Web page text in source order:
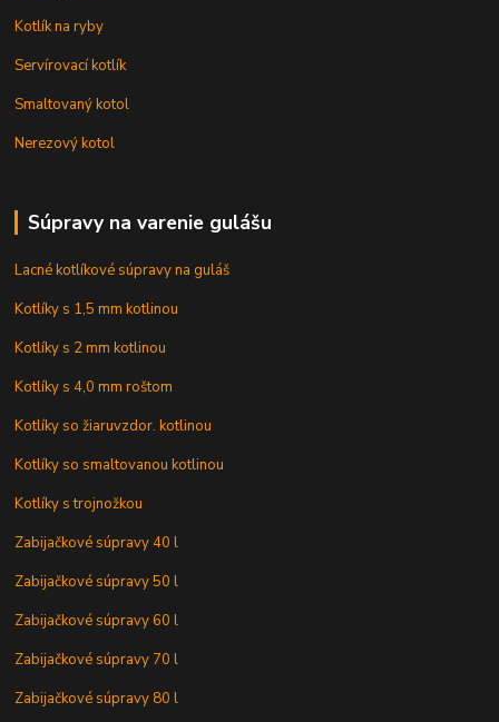
Kotlík na ryby
Servírovací kotlík
Smaltovaný kotol
Nerezový kotol
Súpravy na varenie gulášu
Lacné kotlíkové súpravy na guláš
Kotlíky s 1,5 mm kotlinou
Kotlíky s 2 mm kotlinou
Kotlíky s 4,0 mm roštom
Kotlíky so žiaruvzdor. kotlinou
Kotlíky so smaltovanou kotlinou
Kotlíky s trojnožkou
Zabijačkové súpravy 40 l
Zabijačkové súpravy 50 l
Zabijačkové súpravy 60 l
Zabijačkové súpravy 70 l
Zabijačkové súpravy 80 l